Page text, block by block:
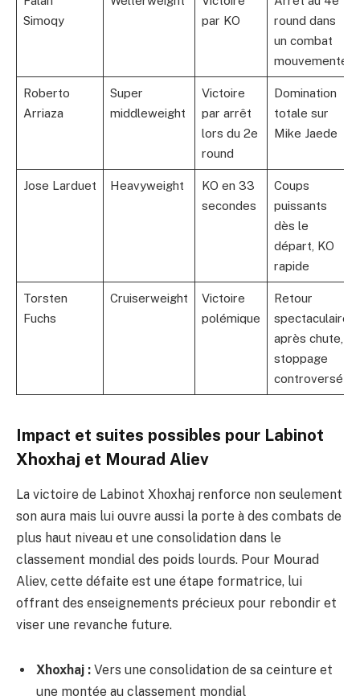
Simoqy
par KO
round dans
un combat
mouvementé
Roberto
Arriaza
Super
middleweight
Victoire
par arrêt
lors du 2e
round
Domination
totale sur
Mike Jaede
Jose Larduet Heavyweight
KO en 33
secondes
Coups
puissants
dès le
départ, KO
rapide
Torsten
Fuchs
Cruiserweight
Victoire
polémique
Retour
spectaculaire
après chute,
stoppage
controversé
Impact et suites possibles pour Labinot
Xhoxhaj et Mourad Aliev
La victoire de Labinot Xhoxhaj renforce non seulement
son aura mais lui ouvre aussi la porte à des combats de
plus haut niveau et une consolidation dans le
classement mondial des poids lourds. Pour Mourad
Aliev, cette défaite est une étape formatrice, lui
offrant des enseignements précieux pour rebondir et
viser une revanche future.
Xhoxhaj : Vers une consolidation de sa ceinture et
une montée au classement mondial